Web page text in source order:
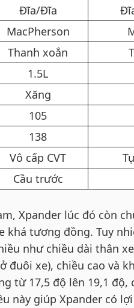
Đĩa/Đĩa​
MacPherson​
Thanh xoắn​
1.5L​
Xăng​
105​
138​
Vô cấp CVT​
Cầu trước​
Xpander lúc đó còn
tương đồng. Tuy
như chiều dài thân
đuôi xe), chiều cao và
từ 17,5 độ lên 19,1 độ,
này giúp Xpander có